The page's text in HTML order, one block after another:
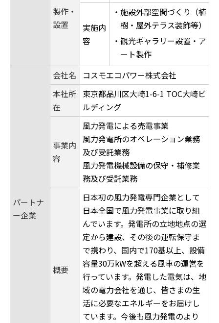
製作・
設置
実施内
容
・施設外部空間づくり（植
樹・屋外テラス装飾等）
・観光ギャラリー設置・ア
ート製作
パートナ
ー企業
会社名
コスモエコパワー株式会社
本社所
在
東京都品川区大崎1-6-1 TOC大崎ビ
ルディング
事業内
容
風力発電による売電事業
風力発電所のオペレーション業務
及び受託業務
風力発電機械設備の保守・補修業
務及び受託業務
概要
日本初の風力発電専門企業として
日本全国で風力発電事業に取り組
んでいます。発電所の立地地点の選
定から建設、その後の運転保守ま
で携わり、国内で170基以上、設備
容量30万kWを超える風車の運営を
行っています。発電した電気は、地
域の電力会社を通じ、皆さまの生
活に必要なエネルギーをお届けし
ています。今後も風力発電のより